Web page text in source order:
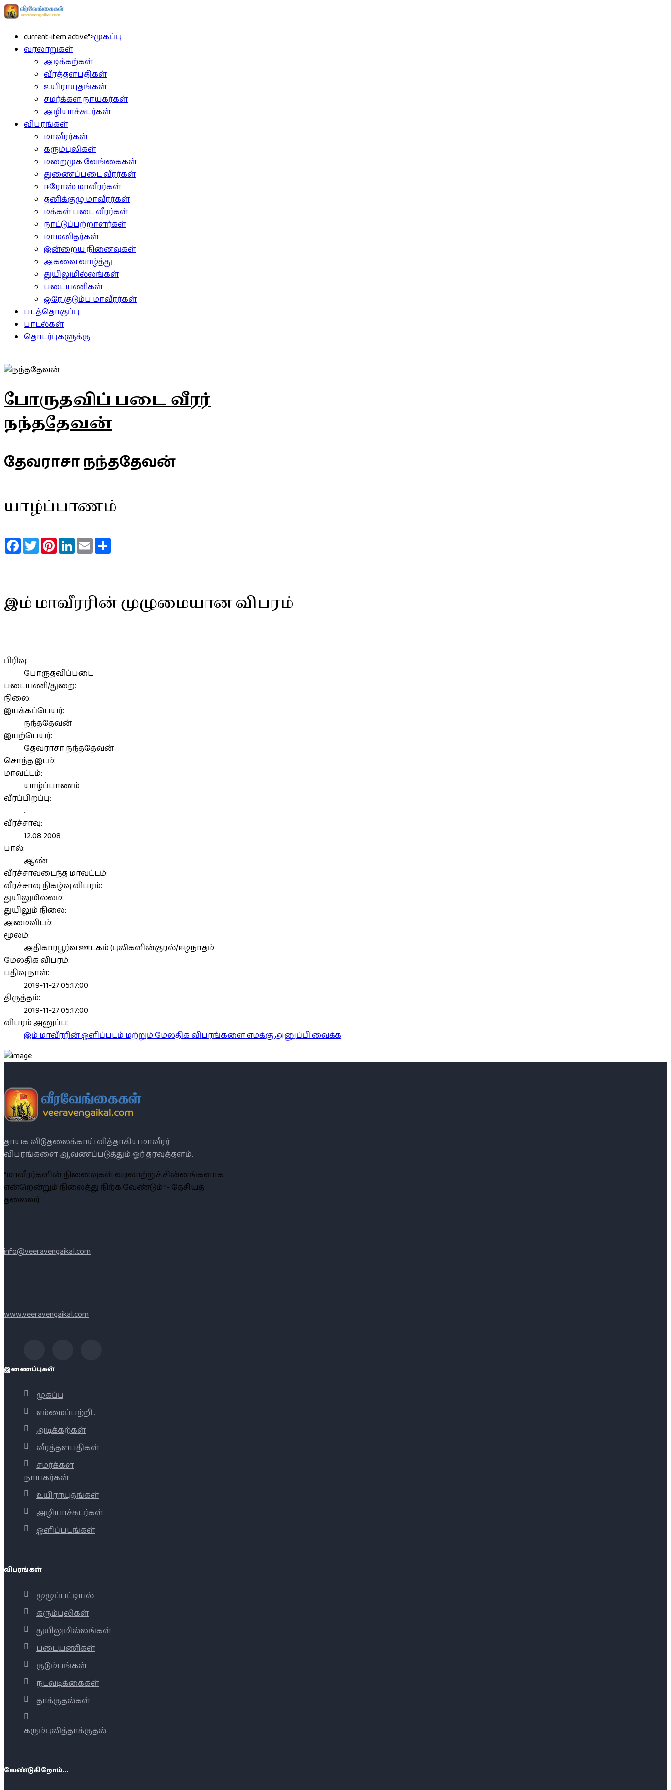
current-item active">முகப்பு
வரலாறுகள்
அடிக்கற்கள்
வீரத்தளபதிகள்
உயிராயுதங்கள்
சமர்க்கள நாயகர்கள்
அழியாச்சுடர்கள்
விபரங்கள்
மாவீரர்கள்
கரும்புலிகள்
மறைமுக வேங்கைகள்
துணைப்படை வீரர்கள்
ஈரோஸ் மாவீரர்கள்
தனிக்குழு மாவீரர்கள்
மக்கள் படை வீரர்கள்
நாட்டுப்பற்றாளர்கள்
மாமனிதர்கள்
இன்றைய நினைவுகள்
அகவை வாழ்த்து
துயிலுமில்லங்கள்
படையணிகள்
ஒரே குடும்ப மாவீரர்கள்
படத்தொகுப்பு
பாடல்கள்
தொடர்புகளுக்கு
போருதவிப் படை வீரர்
நந்ததேவன்
தேவராசா நந்ததேவன்
யாழ்ப்பாணம்
FacebookTwitterPinterestLinkedInEmail
இம் மாவீரரின் முழுமையான விபரம்
பிரிவு:
போருதவிப்படை
படையணி/துறை:
நிலை:
இயக்கப்பெயர்:
நந்ததேவன்
இயற்பெயர்:
தேவராசா நந்ததேவன்
சொந்த இடம்:
மாவட்டம்:
யாழ்ப்பாணம்
வீரப்பிறப்பு:
..
வீரச்சாவு:
12.08.2008
பால்:
ஆண்
வீரச்சாவடைந்த மாவட்டம்:
வீரச்சாவு நிகழ்வு விபரம்:
துயிலுமில்லம்:
துயிலும் நிலை:
அமைவிடம்:
மூலம்:
அதிகாரபூர்வ ஊடகம் (புலிகளின்குரல்/ஈழநாதம்
மேலதிக விபரம்:
பதிவு நாள்:
2019-11-27 05:17:00
திருத்தம்:
2019-11-27 05:17:00
விபரம் அனுப்ப:
இம் மாவீரரின் ஒளிப்படம் மற்றும் மேலதிக விபரங்களை எமக்கு அனுப்பி வைக்க
தாயக விடுதலைக்காய் வித்தாகிய மாவீரர்
விபரங்களை ஆவணப்படுத்தும் ஓர் தரவுத்தளம்.
“மாவீரர்களின் நினைவுகள் வரலாற்றுச் சின்னங்களாக
என்றென்றும் நிலைத்து நிற்க வேண்டும் ”- தேசியத்
தலைவர்
info@veeravengaikal.com
www.veeravengaikal.com
இணைப்புகள்
முகப்பு
எம்மைப்பற்றி..
அடிக்கற்கள்
வீரத்தளபதிகள்
சமர்க்கள
நாயகர்கள்
உயிராயுதங்கள்
அழியாச்சுடர்கள்
ஒளிப்படங்கள்
விபரங்கள்
முழுப்பட்டியல்
கரும்புலிகள்
துயிலுமில்லங்கள்
படையணிகள்
குடும்பங்கள்
நடவடிக்கைகள்
தாக்குதல்கள்
கரும்புலித்தாக்குதல்
வேண்டுகிறோம்...